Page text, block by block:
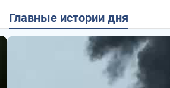
Главные истории дня